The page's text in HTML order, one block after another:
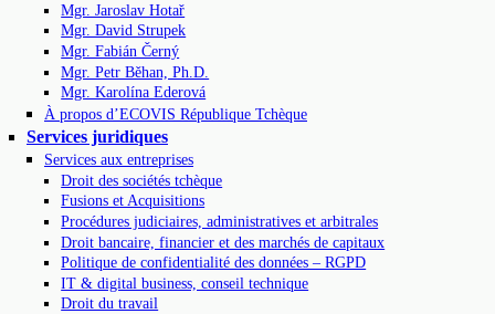
Mgr. Jaroslav Hotař
Mgr. David Strupek
Mgr. Fabián Černý
Mgr. Petr Běhan, Ph.D.
Mgr. Karolína Ederová
À propos d’ECOVIS République Tchèque
Services juridiques
Services aux entreprises
Droit des sociétés tchèque
Fusions et Acquisitions
Procédures judiciaires, administratives et arbitrales
Droit bancaire, financier et des marchés de capitaux
Politique de confidentialité des données – RGPD
IT & digital business, conseil technique
Droit du travail